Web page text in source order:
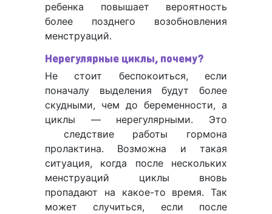
ребенка повышает вероятность
более позднего возобновления
менструаций.
Нерегулярные циклы, почему?
Не стоит беспокоиться, если
поначалу выделения будут более
скудными, чем до беременности, а
циклы — нерегулярными. Это
следствие работы гормона
пролактина. Возможна и такая
ситуация, когда после нескольких
менструаций циклы вновь
пропадают на какое-то время. Так
может случиться, если после